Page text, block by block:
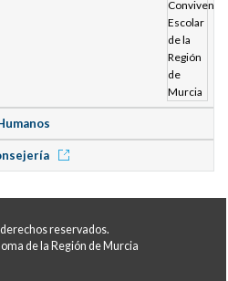
reservados.
de la Región de Murcia